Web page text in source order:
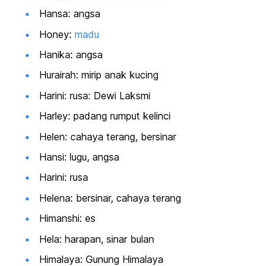
Hansa: angsa
Honey: madu
Hanika: angsa
Hurairah: mirip anak kucing
Harini: rusa: Dewi Laksmi
Harley: padang rumput kelinci
Helen: cahaya terang, bersinar
Hansi: lugu, angsa
Harini: rusa
Helena: bersinar, cahaya terang
Himanshi: es
Hela: harapan, sinar bulan
Himalaya: Gunung Himalaya